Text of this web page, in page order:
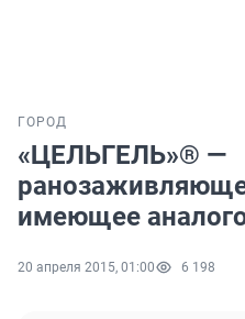
ГОРОД
«ЦЕЛЬГЕЛЬ»® —
имеющее
20 апреля 2015, 01:00 6 198